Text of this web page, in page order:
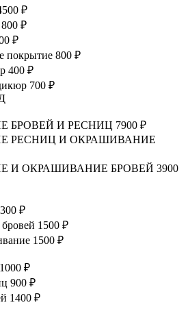
₽
800 ₽
₽
покрытие 800 ₽
400 ₽
700 ₽
БРОВЕЙ И РЕСНИЦ 7900 ₽
РЕСНИЦ И ОКРАШИВАНИЕ
И ОКРАШИВАНИЕ БРОВЕЙ 3900
₽
1500 ₽
1500 ₽
1000 ₽
900 ₽
1400 ₽